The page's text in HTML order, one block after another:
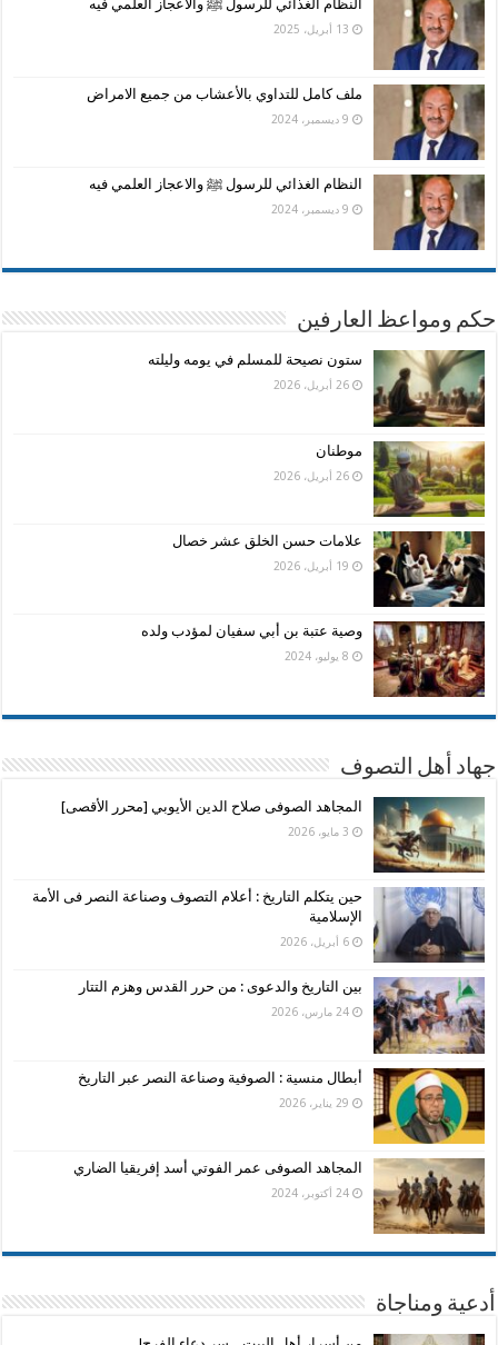
النظام الغذائي للرسول ﷺ والاعجاز العلمي فيه
13 أبريل، 2025
ملف كامل للتداوي بالأعشاب من جميع الامراض
9 ديسمبر، 2024
النظام الغذائي للرسول ﷺ والاعجاز العلمي فيه
9 ديسمبر، 2024
حكم ومواعظ العارفين
ستون نصيحة للمسلم في يومه وليلته
26 أبريل، 2026
موطنان
26 أبريل، 2026
علامات حسن الخلق عشر خصال
19 أبريل، 2026
وصية عتبة بن أبي سفيان لمؤدب ولده
8 يوليو، 2024
جهاد أهل التصوف
المجاهد الصوفى صلاح الدين الأيوبي [محرر الأقصى]
3 مايو، 2026
حين يتكلم التاريخ : أعلام التصوف وصناعة النصر فى الأمة
الإسلامية
6 أبريل، 2026
بين التاريخ والدعوى : من حرر القدس وهزم التتار
24 مارس، 2026
أبطال منسية : الصوفية وصناعة النصر عبر التاريخ
29 يناير، 2026
المجاهد الصوفى عمر الفوتي أسد إفريقيا الضاري
24 أكتوبر، 2024
أدعية ومناجاة